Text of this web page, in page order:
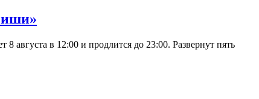
в 12:00 и продлится до 23:00. Развернут пять